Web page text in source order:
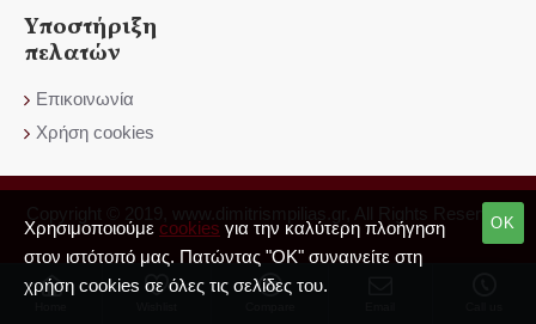
Υποστήριξη
πελατών
Επικοινωνία
Χρήση cookies
Copyright © 2019, www.dimitrismpilias.gr, All Rights Reserved
OK
Χρησιμοποιούμε cookies για την καλύτερη πλοήγηση
στον ιστότοπό μας. Πατώντας "OK" συναινείτε στη
χρήση cookies σε όλες τις σελίδες του.